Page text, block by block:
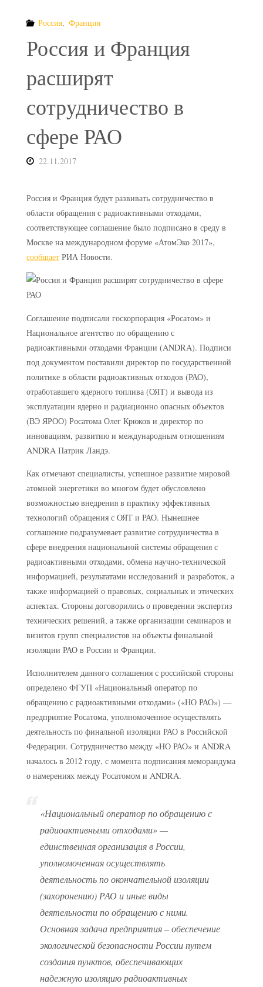
Россия, Франция
Россия и Франция
расширят
сотрудничество в
сфере РАО
22.11.2017
Россия и Франция будут развивать сотрудничество в
области обращения с радиоактивными отходами,
соответствующее соглашение было подписано в среду в
Москве на международном форуме «АтомЭко 2017»,
сообщаетРИА Новости.
Соглашение подписали госкорпорация «Росатом» и
Национальное агентство по обращению с
радиоактивными отходами Франции (ANDRA). Подписи
под документом поставили директор по государственной
политике в области радиоактивных отходов (РАО),
отработавшего ядерного топлива (ОЯТ) и вывода из
эксплуатации ядерно и радиационно опасных объектов
(ВЭ ЯРОО) Росатома Олег Крюков и директор по
инновациям, развитию и международным отношениям
ANDRA Патрик Ландэ.
Как отмечают специалисты, успешное развитие мировой
атомной энергетики во многом будет обусловлено
возможностью внедрения в практику эффективных
технологий обращения с ОЯТ и РАО. Нынешнее
соглашение подразумевает развитие сотрудничества в
сфере внедрения национальной системы обращения с
радиоактивными отходами, обмена научно-технической
информацией, результатами исследований и разработок, а
также информацией о правовых, социальных и этических
аспектах. Стороны договорились о проведении экспертиз
технических решений, а также организации семинаров и
визитов групп специалистов на объекты финальной
изоляции РАО в России и Франции.
Исполнителем данного соглашения с российской стороны
определено ФГУП «Национальный оператор по
обращению с радиоактивными отходами» («НО РАО») —
предприятие Росатома, уполномоченное осуществлять
деятельность по финальной изоляции РАО в Российской
Федерации. Сотрудничество между «НО РАО» и ANDRA
началось в 2012 году, с момента подписания меморандума
о намерениях между Росатомом и ANDRA.
«Национальный оператор по обращению с
радиоактивными отходами» —
единственная организация в России,
уполномоченная осуществлять
деятельность по окончательной изоляции
(захоронению) РАО и иные виды
деятельности по обращению с ними.
Основная задача предприятия – обеспечение
экологической безопасности России путем
создания пунктов, обеспечивающих
надежную изоляцию радиоактивных